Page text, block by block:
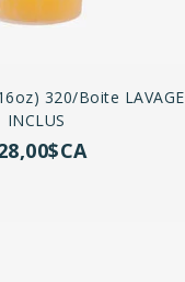
320/boite LAVAGE
INCLUS